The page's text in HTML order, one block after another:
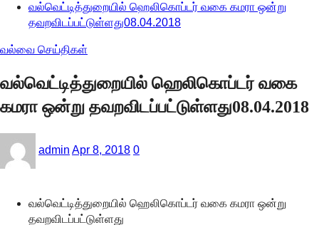
வல்வெட்டித்துறையில் ஹெலிகொப்டர் வகை கமரா ஒன்று
தவறவிடப்பட்டுள்ளது08.04.2018
வல்வை செய்திகள்
வல்வெட்டித்துறையில் ஹெலிகொப்டர் வகை
கமரா ஒன்று தவறவிடப்பட்டுள்ளது08.04.2018
admin Apr 8, 2018 0
வல்வெட்டித்துறையில் ஹெலிகொப்டர் வகை கமரா ஒன்று
தவறவிடப்பட்டுள்ளது